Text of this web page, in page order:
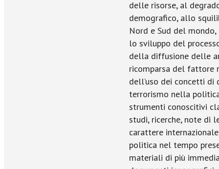
delle risorse, al
demografico, allo
Nord e Sud del
lo sviluppo del
della diffusione delle
ricomparsa del fattore
dell’uso dei concetti di
terrorismo nella
strumenti conoscitivi
studi, ricerche, note di
carattere
politica nel tempo
materiali di più